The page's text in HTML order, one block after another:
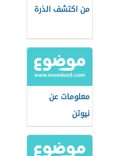
من اكتشف الذرة
معلومات عن
نيوتن